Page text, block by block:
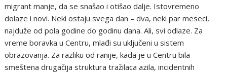
migrant manje, da se snašao i otišao dalje. Istovremeno
dolaze i novi. Neki ostaju svega dan – dva, neki par meseci,
najduže od pola godine do godinu dana. Ali, svi odlaze. Za
vreme boravka u Centru, mlađi su uključeni u sistem
obrazovanja. Za razliku od ranije, kada je u Centru bila
smeštena drugačija struktura tražilaca azila, incidentnih